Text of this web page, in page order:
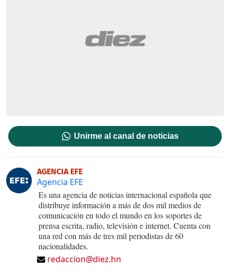
Unirme al canal de noticias
AGENCIA EFE
Agencia EFE
Es una agencia de noticias internacional española que
distribuye información a más de dos mil medios de
comunicación en todo el mundo en los soportes de
prensa escrita, radio, televisión e internet. Cuenta con
una red con más de tres mil periodistas de 60
nacionalidades.
redaccion@diez.hn